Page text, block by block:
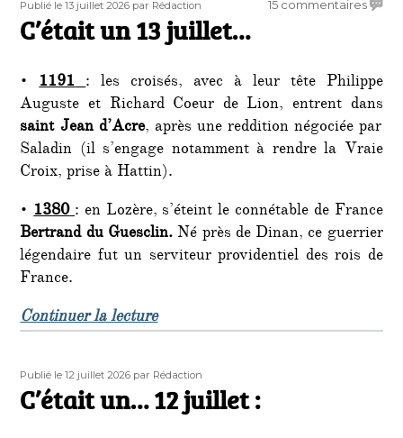
Publié
le
Publié le 13 juillet 2026 Auteur
par Rédaction 15 commentairessur
C’était un 13 juillet…
•1191 : les croisés, avec à leur tête Philippe
Auguste et Richard Coeur de Lion, entrent dans
saint Jean d’Acre, après une reddition négociée par
Saladin (il s’engage notamment à rendre la Vraie
Croix, prise à Hattin).
•1380 : en Lozère, s’éteint le connétable de France
Bertrand du Guesclin.Né près de Dinan, ce guerrier
légendaire fut un serviteur providentiel des rois de
France.
Continuer la lecturede « C’était un 13 juillet… »
Publié
Publié le 12 juillet 2026 Auteur
par Rédaction
C’était un… 12 juillet :